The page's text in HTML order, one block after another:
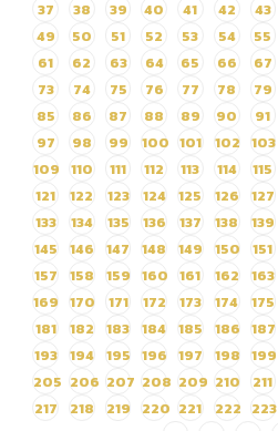
37
38 39 40 41 42 43
49
50 51 52 53 54 55
61
62 63 64 65 66 67
73
74 75 76 77 78 79
85
86 87 88 89 90 91
97
98 99 100 101 102 103
109 110 111 112 113 114 115
121
122 123 124 125 126 127
133
134 135 136 137 138 139
145
146 147 148 149 150 151
157
158 159 160 161 162 163
169 170 171 172 173 174 175
181
182 183 184 185 186 187
193 194 195 196 197 198 199
205 206 207 208 209 210 211
217
218 219 220 221 222 223